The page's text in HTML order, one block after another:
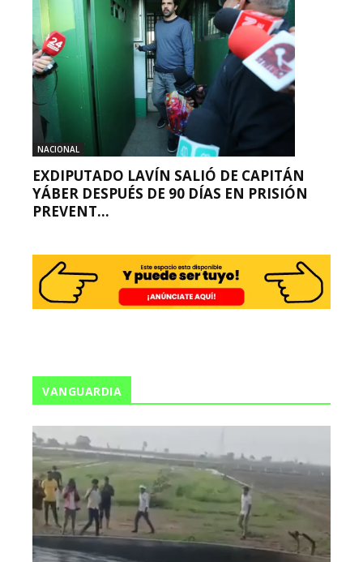
NACIONAL
EXDIPUTADO LAVÍN SALIÓ DE CAPITÁN
YÁBER DESPUÉS DE 90 DÍAS EN PRISIÓN
PREVENT...
VANGUARDIA